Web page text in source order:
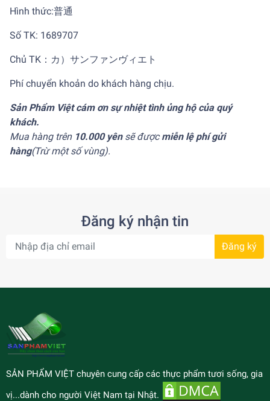
Hình thức:普通
Số TK: 1689707
Chủ TK：カ）サンファンヴィエト
Phí chuyển khoản do khách hàng chịu.
Sản Phẩm Việt cám ơn sự nhiệt tình ủng hộ của quý
khách.
Mua hàng trên 10.000 yênsẽ đượcmiễn lệ phí gửi
hàng(Trừ một số vùng).
Đăng ký nhận tin
Đăng ký
SẢN PHẨM VIỆT chuyên cung cấp các thực phẩm tươi sống, gia
vị...dành cho người Việt Nam tại Nhật.